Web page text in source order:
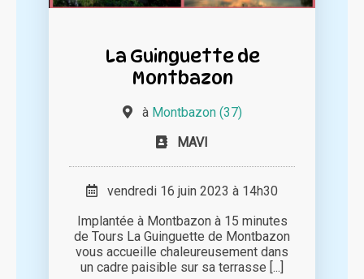
La Guinguette de
Montbazon
à Montbazon (37)
MAVI
vendredi 16 juin 2023 à 14h30
Implantée à Montbazon à 15 minutes
de Tours La Guinguette de Montbazon
vous accueille chaleureusement dans
un cadre paisible sur sa terrasse [...]